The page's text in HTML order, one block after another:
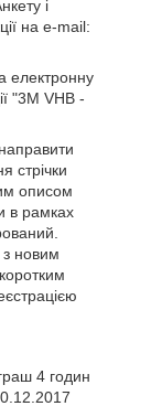
і
на е-mail:
електронну
"3М VHB -
стрічки
описом
в рамках
з новим
4 годин